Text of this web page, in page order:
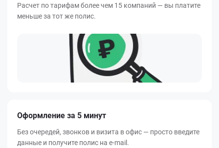
Расчет по тарифам более чем 15 компаний — вы платите
меньше за тот же полис.
Оформление за 5 минут
Без очередей, звонков и визита в офис — просто введите
данные и получите полис на e-mail.